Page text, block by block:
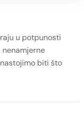
u potpunosti
nenamjerne
biti što